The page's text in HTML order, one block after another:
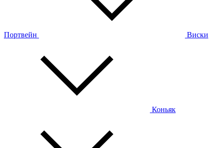
Портвейн Виски
Коньяк